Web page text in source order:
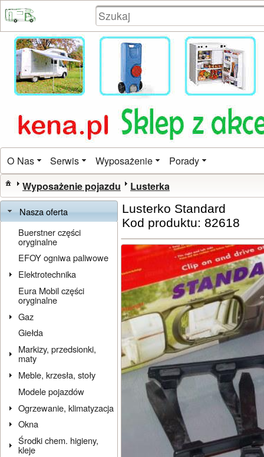
O Nas Serwis Wyposażenie Porady
Wyposażenie pojazdu Lusterka
Nasza oferta
Buerstner części
oryginalne
EFOY ogniwa paliwowe
Elektrotechnika
Eura Mobil części
oryginalne
Gaz
Giełda
Markizy, przedsionki,
maty
Meble, krzesła, stoły
Modele pojazdów
Ogrzewanie, klimatyzacja
Okna
Środki chem. higieny,
kleje
Lusterko Standard
Kod produktu: 82618